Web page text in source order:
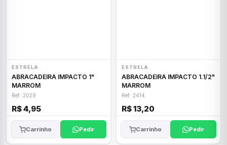
ESTRELA
ABRACADEIRA IMPACTO 1"
MARROM
Ref: 2029
R$ 4,95
Carrinho Pedir
ESTRELA
ABRACADEIRA IMPACTO 1.1/2"
MARROM
Ref: 2414
R$ 13,20
Carrinho Pedir